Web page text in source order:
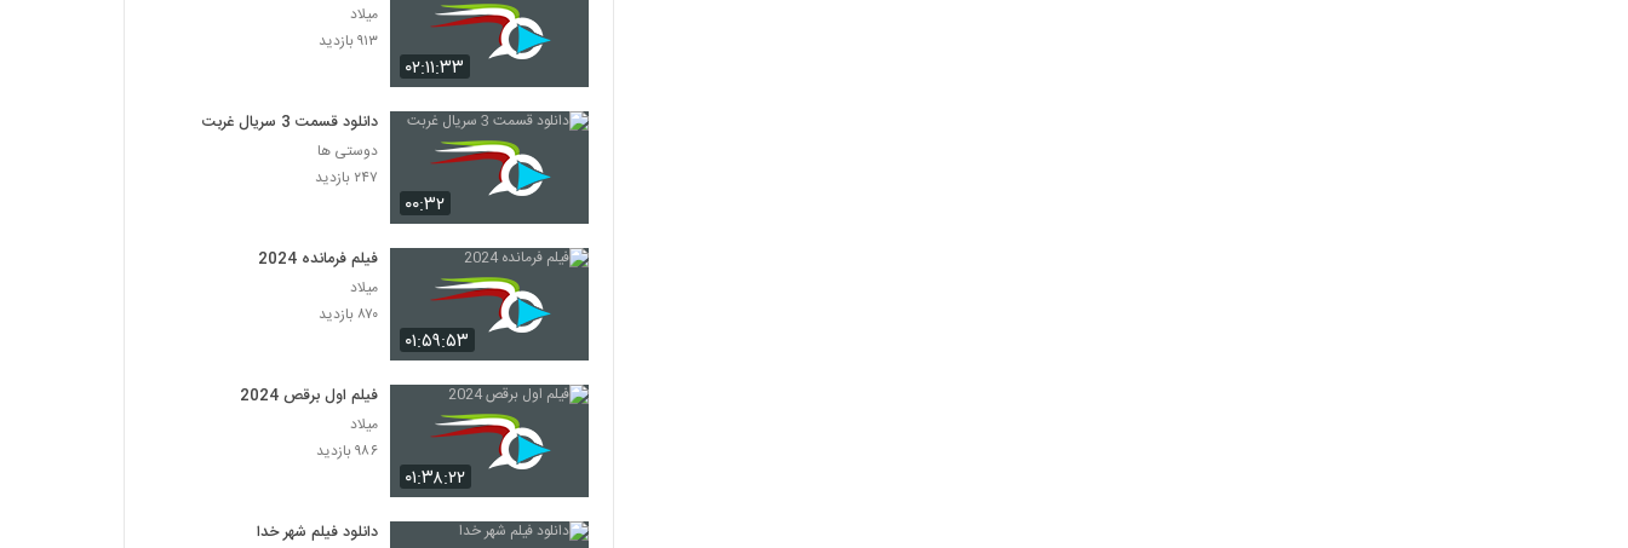
۰۲:۱۱:۳۳
میلاد
۹۱۳ بازدید
۰۰:۳۲
دانلود قسمت 3 سریال غربت
دوستی ها
۲۴۷ بازدید
۰۱:۵۹:۵۳
فیلم فرمانده 2024
میلاد
۸۷۰ بازدید
۰۱:۳۸:۲۲
فیلم اول برقص 2024
میلاد
۹۸۶ بازدید
دانلود فیلم شهر خدا